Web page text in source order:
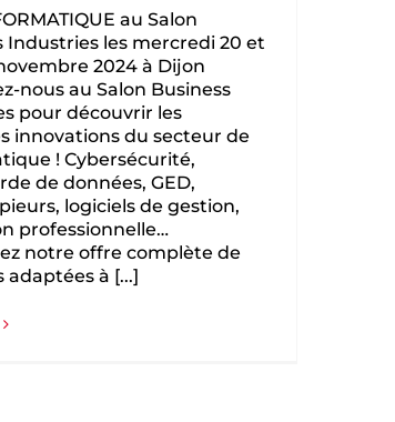
au Salon
Industries les mercredi 20 et
2024 à Dijon
nous au Salon Business
pour découvrir les
innovations du secteur de
! Cybersécurité,
de données, GED,
logiciels de gestion,
professionnelle…
notre offre complète de
adaptées à [...]